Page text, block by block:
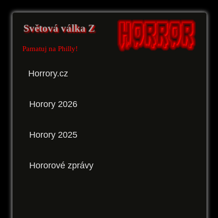
Světová válka Z
Pamatuj na Philly!
Horrory.cz
Horory 2026
Horory 2025
Hororové zprávy